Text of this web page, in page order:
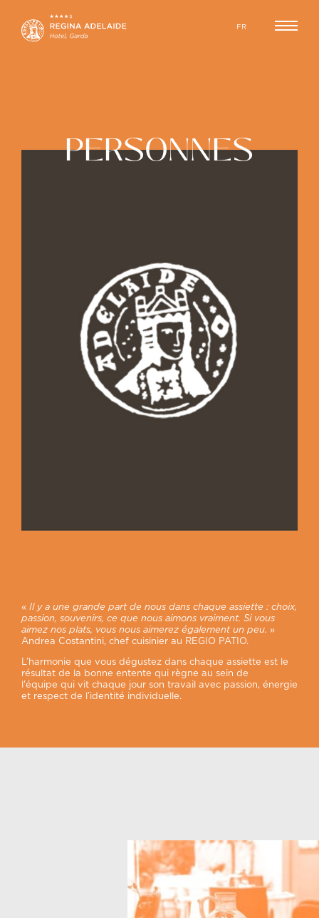
FR
PERSONNES
« Il y a une grande part de nous dans chaque assiette : choix,
passion, souvenirs, ce que nous aimons vraiment. Si vous
aimez nos plats, vous nous aimerez également un peu. »
Andrea Costantini, chef cuisinier au REGIO PATIO.
L’harmonie que vous dégustez dans chaque assiette est le
résultat de la bonne entente qui règne au sein de
l'équipe qui vit chaque jour son travail avec passion, énergie
et respect de l’identité individuelle.